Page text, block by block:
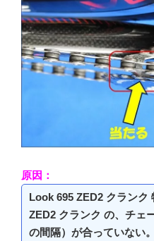
原因：
Look 695 ZED2 クランク
ZED2 クランク の、チェ
の間隔）が合っていない。